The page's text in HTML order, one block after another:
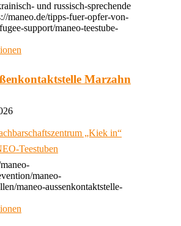
und russisch-sprechende
maneo.de/tipps-fuer-opfer-von-
support/maneo-teestube-
Marzahn
„Kiek in“
Teestuben
maneo-
maneo-aussenkontaktstelle-